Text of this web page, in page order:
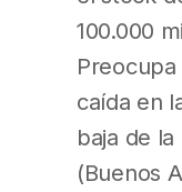
100.000
caída en
baja de
(Buenos